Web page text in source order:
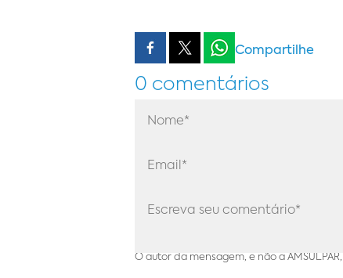
Compartilhe
0 comentários
O autor da mensagem, e não a